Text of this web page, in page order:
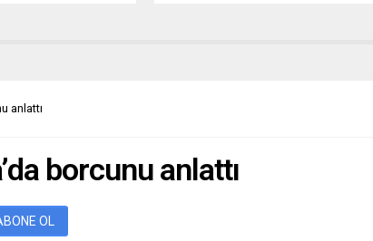
Başkan Tekin, ...
uzaklaşmalarına ve...
anlattı
borcunu anlattı
OL